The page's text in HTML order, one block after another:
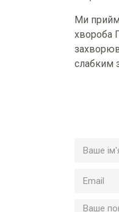
Ми
хвороба
слабким